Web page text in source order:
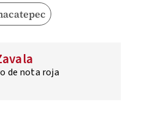
de nota roja